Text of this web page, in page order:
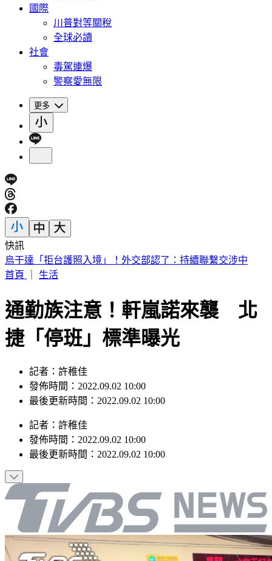
國際
川普對等關稅
全球必讀
社會
毒駕連爆
警察愛無限
更多
快訊
白海豚接近！新北淡水驚見龍捲風 民眾驚呼：難得一遇
首頁
生活
通勤族注意！軒嵐諾來襲 北
捷「停班」標準曝光
記者：許稚佳
發佈時間：2022.09.02 10:00
最後更新時間：2022.09.02 10:00
記者 ： 許稚佳
發佈時間： 2022.09.02 10:00
最後更新時間： 2022.09.02 10:00